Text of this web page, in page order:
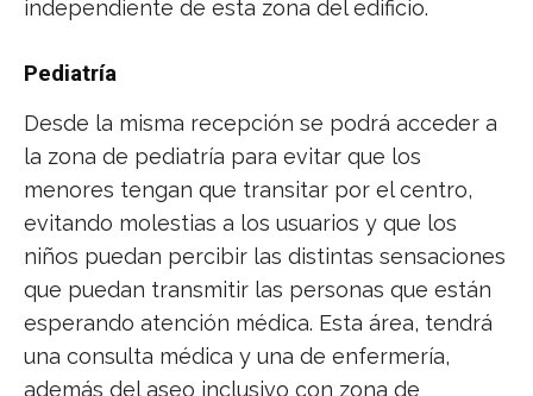
independiente de esta zona del edificio.
Pediatría
Desde la misma recepción se podrá acceder a
la zona de pediatría para evitar que los
menores tengan que transitar por el centro,
evitando molestias a los usuarios y que los
niños puedan percibir las distintas sensaciones
que puedan transmitir las personas que están
esperando atención médica. Esta área, tendrá
una consulta médica y una de enfermería,
además del aseo inclusivo con zona de